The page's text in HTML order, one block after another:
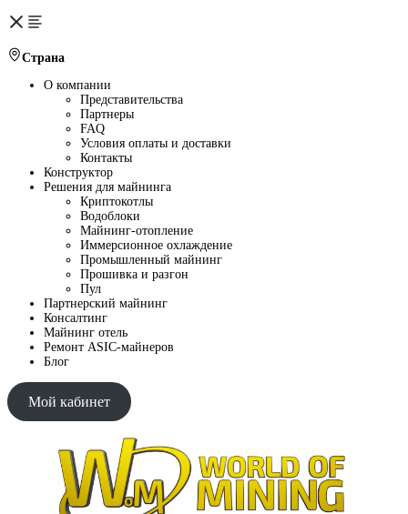
Страна
О компании
Представительства
Партнеры
FAQ
Условия оплаты и доставки
Контакты
Конструктор
Решения для майнинга
Криптокотлы
Водоблоки
Майнинг-отопление
Иммерсионное охлаждение
Промышленный майнинг
Прошивка и разгон
Пул
Партнерский майнинг
Консалтинг
Майнинг отель
Ремонт ASIC-майнеров
Блог
Мой кабинет